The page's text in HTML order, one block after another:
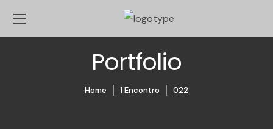
Portfolio
Home 1 Encontro 022